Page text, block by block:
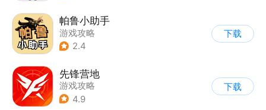
帕鲁小助手
游戏攻略
2.4
下载
先锋营地
游戏攻略
4.9
下载